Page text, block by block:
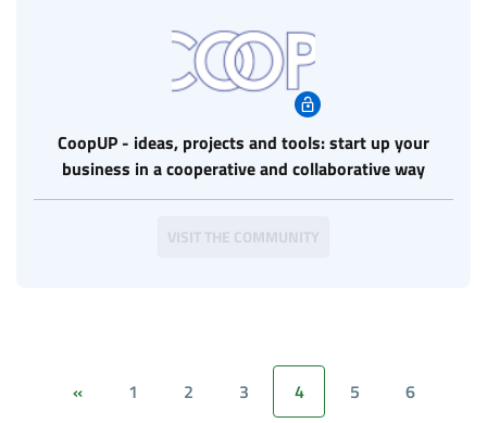
CoopUP - ideas, projects and tools: start up your
business in a cooperative and collaborative way
VISIT THE COMMUNITY
« 1 2 3 4 5
6